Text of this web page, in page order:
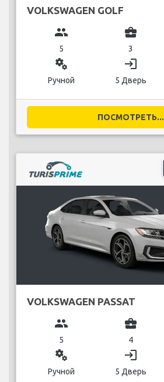
VOLKSWAGEN GOLF
group
5
business_center
3
miscellaneous_services
Ручной
login
5 Дверь
ПОСМОТРЕТЬ...
VOLKSWAGEN PASSAT
group
5
business_center
4
miscellaneous_services
Ручной
login
5 Дверь